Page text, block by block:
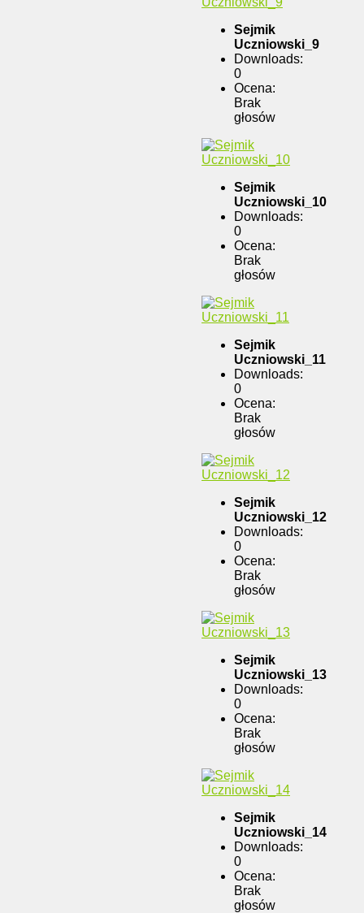
Sejmik
Uczniowski_9
Downloads:
0
Ocena:
Brak
głosów
Sejmik
Uczniowski_10
Downloads:
0
Ocena:
Brak
głosów
Sejmik
Uczniowski_11
Downloads:
0
Ocena:
Brak
głosów
Sejmik
Uczniowski_12
Downloads:
0
Ocena:
Brak
głosów
Sejmik
Uczniowski_13
Downloads:
0
Ocena:
Brak
głosów
Sejmik
Uczniowski_14
Downloads:
0
Ocena:
Brak
głosów